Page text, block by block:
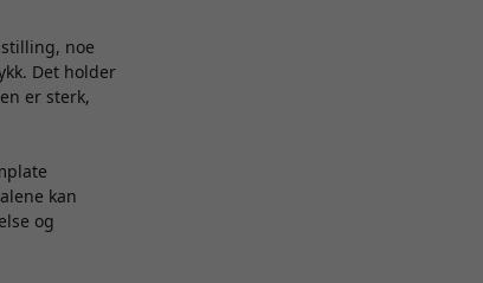
noe
Det holder
er sterk,
kan
og